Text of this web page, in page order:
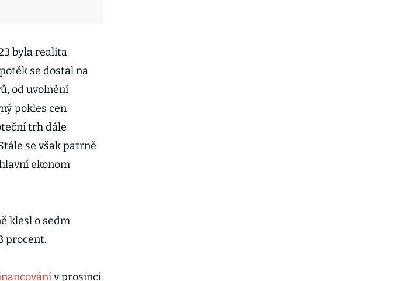
byla realita
se dostal na
od uvolnění
pokles cen
trh dále
se však patrně
ekonom
klesl o sedm
procent.
v prosinci